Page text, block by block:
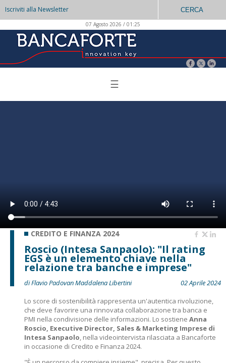
Iscriviti alla Newsletter CERCA
07 Agosto 2026 / 01:25
☰
CREDITO E FINANZA 2024
Roscio (Intesa Sanpaolo): "Il rating
EGS è un elemento chiave nella
relazione tra banche e imprese"
di Flavio Padovan Maddalena Libertini
02 Aprile 2024
Lo score di sostenibilità rappresenta un'autentica rivoluzione,
che deve favorire una rinnovata collaborazione tra banca e
PMI nella condivisione delle informazioni. Lo sostiene Anna
Roscio, Executive Director, Sales & Marketing Imprese di
Intesa Sanpaolo, nella videointervista rilasciata a Bancaforte
in occasione di Credito e Finanza 2024.